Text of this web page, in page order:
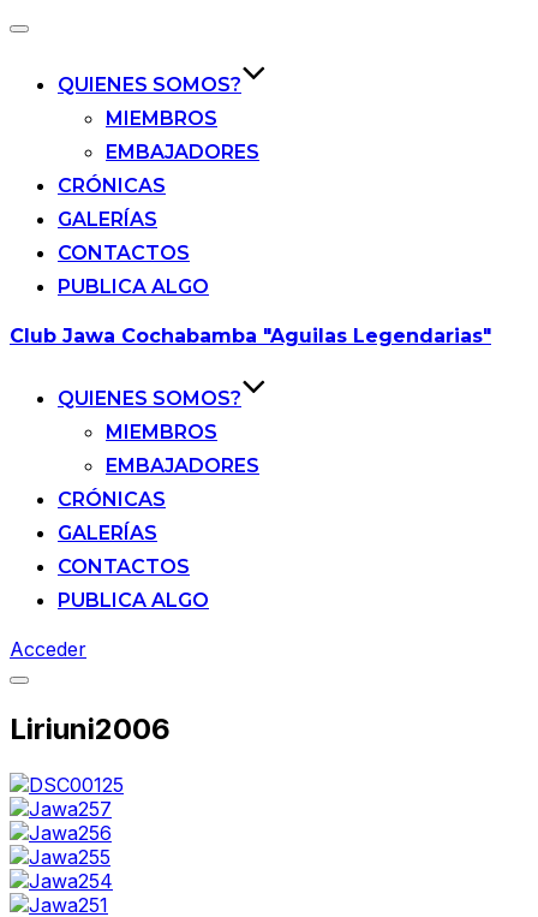
Alternar
navegación
QUIENES SOMOS?
MIEMBROS
EMBAJADORES
CRÓNICAS
GALERÍAS
CONTACTOS
PUBLICA ALGO
Saltar
Club Jawa Cochabamba "Aguilas Legendarias"
QUIENES SOMOS?
MIEMBROS
EMBAJADORES
CRÓNICAS
GALERÍAS
CONTACTOS
PUBLICA ALGO
Acceder
Alternar
barra
la
navegación
Liriuni2006